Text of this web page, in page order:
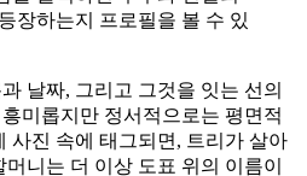
장하는지 프로필을 볼 수 있
날짜, 그리고 그것을 잇는 선의
미롭지만 정서적으로는 평면적
사진 속에 태그되면, 트리가 살아
니는 더 이상 도표 위의 이름이